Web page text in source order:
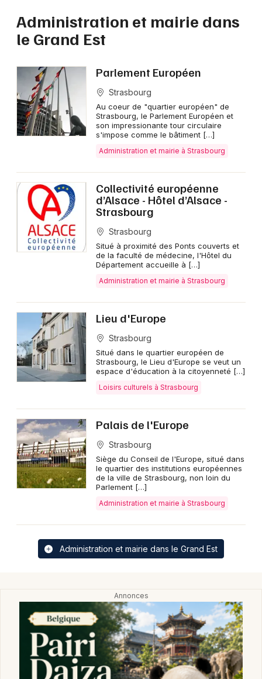
Je m'abonne
Administration et mairie dans
le Grand Est
Parlement Européen
Strasbourg
Au coeur de "quartier européen" de
Strasbourg, le Parlement Européen et
son impressionante tour circulaire
s'impose comme le bâtiment […]
Administration et mairie à Strasbourg
Collectivité européenne
d’Alsace - Hôtel d’Alsace -
Strasbourg
Strasbourg
Situé à proximité des Ponts couverts et
de la faculté de médecine, l'Hôtel du
Département accueille à […]
Administration et mairie à Strasbourg
Lieu d'Europe
Strasbourg
Situé dans le quartier européen de
Strasbourg, le Lieu d'Europe se veut un
espace d'éducation à la citoyenneté […]
Loisirs culturels à Strasbourg
Palais de l'Europe
Strasbourg
Siège du Conseil de l'Europe, situé dans
le quartier des institutions européennes
de la ville de Strasbourg, non loin du
Parlement […]
Administration et mairie à Strasbourg
Administration et mairie dans le Grand Est